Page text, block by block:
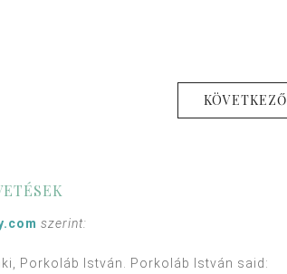
KÖVETKEZŐ
szerint:
Porkoláb István. Porkoláb István said: